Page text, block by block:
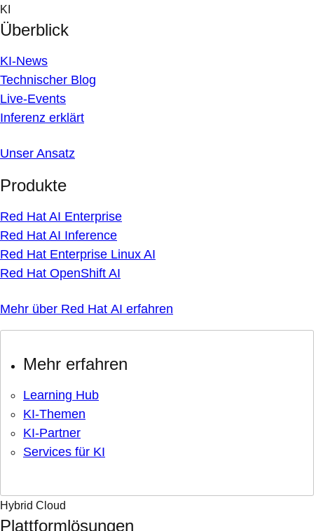
Skip
to
content
KI
Überblick
KI-News
Technischer Blog
Live-Events
Inferenz erklärt
Unser Ansatz
Produkte
Red Hat AI Enterprise
Red Hat AI Inference
Red Hat Enterprise Linux AI
Red Hat OpenShift AI
Mehr über Red Hat AI erfahren
Mehr erfahren
Learning Hub
KI-Themen
KI-Partner
Services für KI
Hybrid Cloud
Plattformlösungen